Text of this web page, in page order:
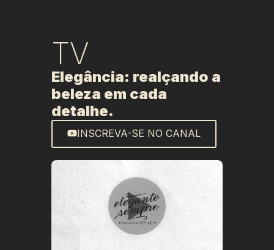
TV
Elegância: realçando a
beleza em cada
detalhe.
INSCREVA-SE NO CANAL